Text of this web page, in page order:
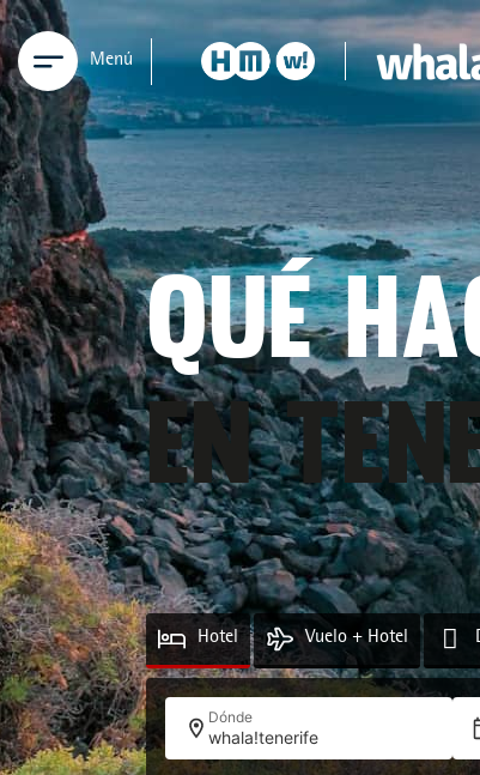
Menú
QUÉ
EN
Hotel Vuelo + Hotel
Dónde
whala!tenerife